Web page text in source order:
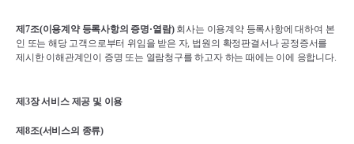
제 7조(이용계약 등록사항의 증명·열람) 회사는 이용계약 등록사항에 대하여 본
인 또는 해당 고객으로부터 위임을 받은 자, 법원의 확정판결서나 공정증서를
제시한 이해관계인이 증명 또는 열람청구를 하고자 하는 때에는 이에 응합니다.
제 3장 서비스 제공 및 이용
제 8조(서비스의 종류)